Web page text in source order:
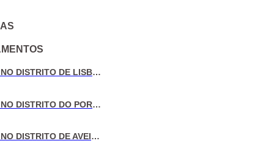
VENDA DE MORADIAS NO DISTRITO DE LISBOA
VENDA DE MORADIAS NO DISTRITO DO PORTO
VENDA DE MORADIAS NO DISTRITO DE AVEIRO